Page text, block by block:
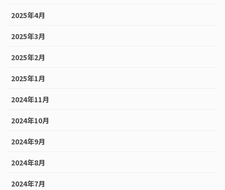
2025年4月
2025年3月
2025年2月
2025年1月
2024年11月
2024年10月
2024年9月
2024年8月
2024年7月